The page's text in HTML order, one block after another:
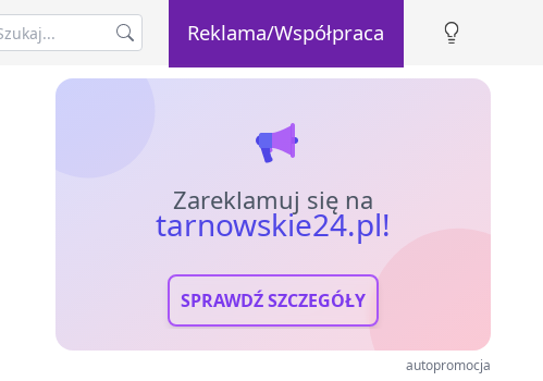
Reklama/Współpraca
Zareklamuj się na
tarnowskie24.pl!
SPRAWDŹ SZCZEGÓŁY
autopromocja